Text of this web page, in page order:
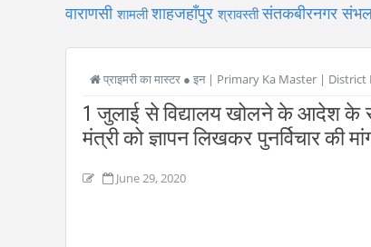
वाराणसी शामली शाहजहाँपुर श्रावस्ती संतकबीरनगर
प्राइमरी का मास्टर ● इन | Primary Ka Master |
1 जुलाई से विद्यालय खोलने के आदेश के
मंत्री को ज्ञापन लिखकर पुनर्विचार की
June 29, 2020